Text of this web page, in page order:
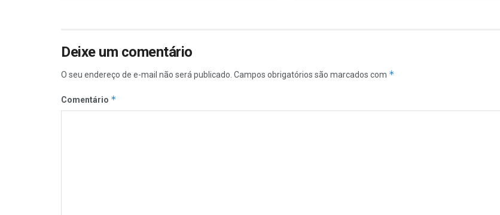
Deixe um comentário
O seu endereço de e-mail não será publicado. Campos obrigatórios são marcados com *
Comentário *